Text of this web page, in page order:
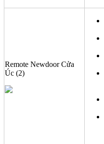
Remote Newdoor Cửa
Úc (2)